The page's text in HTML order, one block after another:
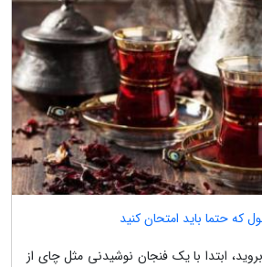
ابتدا با یک فنجان نوشیدنی مثل چای از